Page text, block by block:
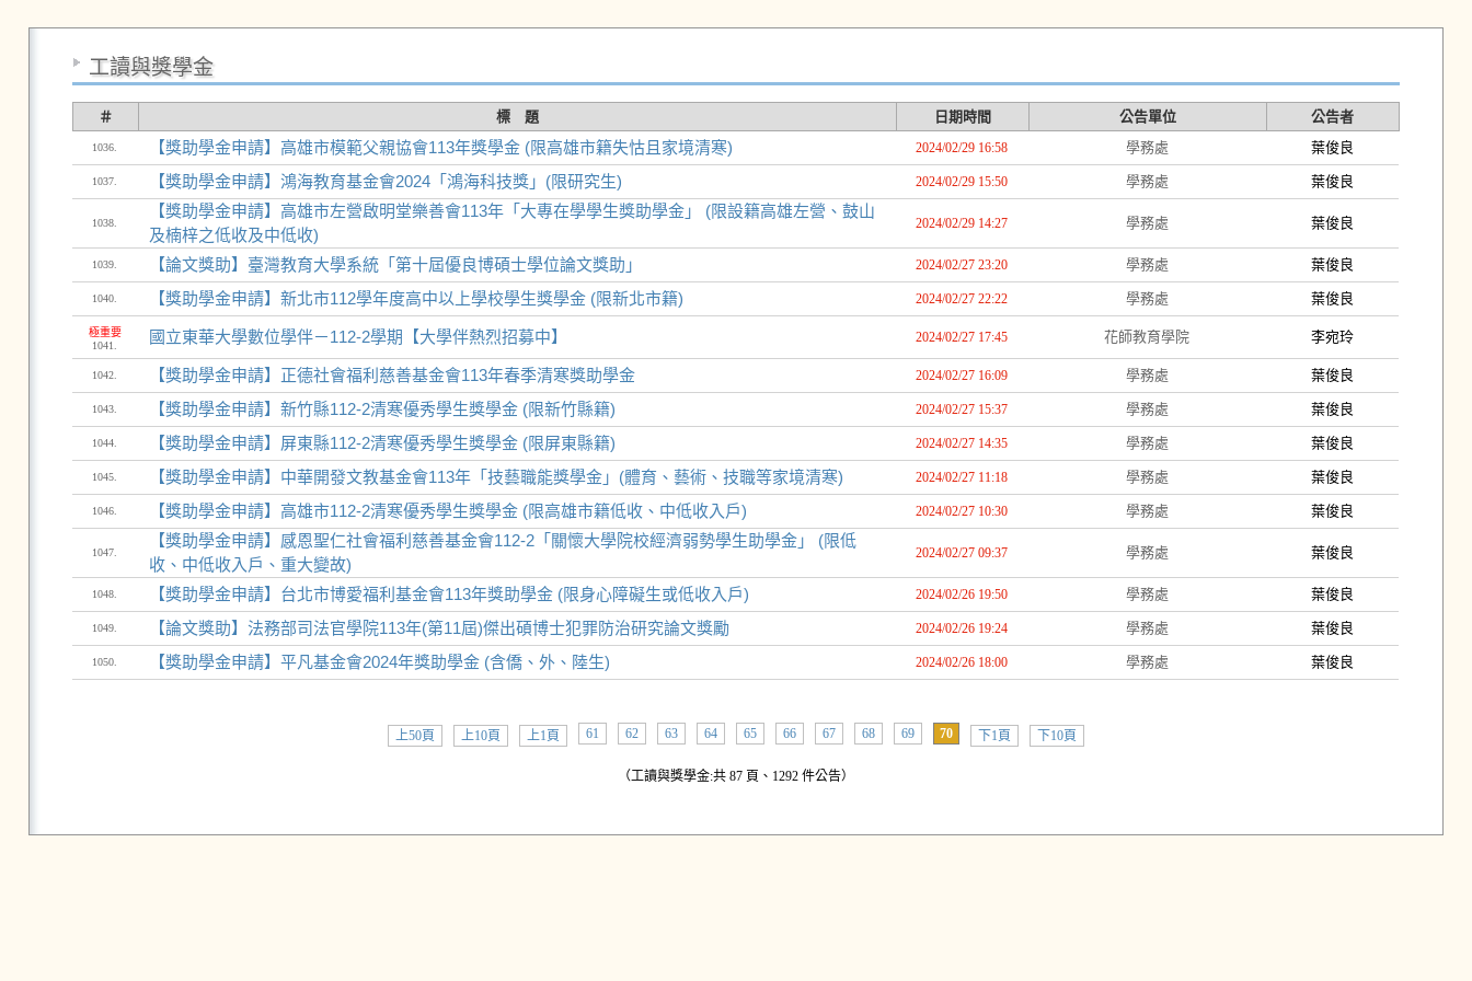
工讀與獎學金
＃ 標 題 日期時間 公告單位 公告者
1036. 【獎助學金申請】高雄市模範父親協會113年獎學金 (限高雄市籍失怙且家境清寒) 2024/02/29 16:58 學務處 葉俊良
1037. 【獎助學金申請】鴻海教育基金會2024「鴻海科技獎」(限研究生) 2024/02/29 15:50 學務處 葉俊良
1038.
【獎助學金申請】高雄市左營啟明堂樂善會113年「大專在學學生獎助學金」 (限設籍高雄左營、鼓山
及楠梓之低收及中低收)
2024/02/29 14:27 學務處 葉俊良
1039. 【論文獎助】臺灣教育大學系統「第十屆優良博碩士學位論文獎助」 2024/02/27 23:20 學務處 葉俊良
1040. 【獎助學金申請】新北市112學年度高中以上學校學生獎學金 (限新北市籍) 2024/02/27 22:22 學務處 葉俊良
極重要
1041.
國立東華大學數位學伴－112-2學期【大學伴熱烈招募中】 2024/02/27 17:45 花師教育學院 李宛玲
1042. 【獎助學金申請】正德社會福利慈善基金會113年春季清寒獎助學金 2024/02/27 16:09 學務處 葉俊良
1043. 【獎助學金申請】新竹縣112-2清寒優秀學生獎學金 (限新竹縣籍) 2024/02/27 15:37 學務處 葉俊良
1044. 【獎助學金申請】屏東縣112-2清寒優秀學生獎學金 (限屏東縣籍) 2024/02/27 14:35 學務處 葉俊良
1045. 【獎助學金申請】中華開發文教基金會113年「技藝職能獎學金」(體育、藝術、技職等家境清寒) 2024/02/27 11:18 學務處 葉俊良
1046. 【獎助學金申請】高雄市112-2清寒優秀學生獎學金 (限高雄市籍低收、中低收入戶) 2024/02/27 10:30 學務處 葉俊良
1047.
【獎助學金申請】感恩聖仁社會福利慈善基金會112-2「關懷大學院校經濟弱勢學生助學金」 (限低
收、中低收入戶、重大變故)
2024/02/27 09:37 學務處 葉俊良
1048. 【獎助學金申請】台北市博愛福利基金會113年獎助學金 (限身心障礙生或低收入戶) 2024/02/26 19:50 學務處 葉俊良
1049. 【論文獎助】法務部司法官學院113年(第11屆)傑出碩博士犯罪防治研究論文獎勵 2024/02/26 19:24 學務處 葉俊良
1050. 【獎助學金申請】平凡基金會2024年獎助學金 (含僑、外、陸生) 2024/02/26 18:00 學務處 葉俊良
上50頁 上10頁 上1頁 61 62 63 64 65 66 67 68 69 70 下1頁 下10頁
（工讀與獎學金:共 87 頁、1292 件公告）